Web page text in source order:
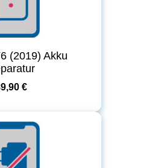
(2019) Akku
€